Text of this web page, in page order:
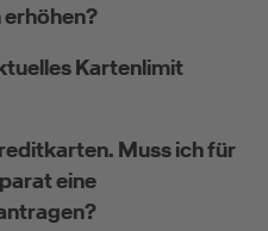
Kartenlimit
Muss ich für
eine